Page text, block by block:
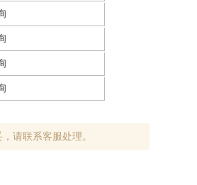
请联系客服处理。